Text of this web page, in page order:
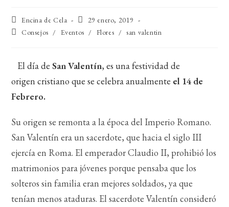
Autor
de
Encina de Cela
Publicación
29 enero, 2019
Categoría
entrada:
Consejos / Eventos / Flores / san valentin
El día deSan Valentín, es una festividad de
origen cristiano que se celebra anualmente el 14 de
Febrero.
Su origen se remonta a la época del Imperio Romano.
San Valentín era un sacerdote, que hacia el siglo III
ejercía en Roma. El emperador Claudio II, prohibió los
matrimonios para jóvenes porque pensaba que los
solteros sin familia eran mejores soldados, ya que
tenían menos ataduras. El sacerdote Valentín consideró